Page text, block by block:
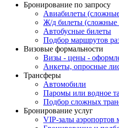
Бронирование по запросу
Авиабилеты
Ж/д билеты
Автобусные билеты
Подбор маршрутов
Визовые формальности
Визы - цены -
Анкеты, опросные
Трансферы
Автомобили
Паромы или водное
Подбор сложных
Бронирование услуг
VIP-залы аэропортов